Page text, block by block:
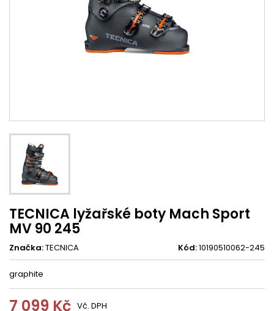
TECNICA lyžařské boty Mach Sport
MV 90 245
Značka:TECNICA Kód:10190510062-245
graphite
7 099 Kč Vč. DPH